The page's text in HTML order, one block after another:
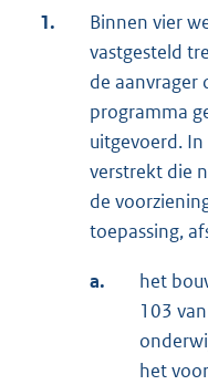
1.
Binnen vier
vastgesteld
de aanvrager
programma
uitgevoerd.
verstrekt die
de
toepassing,
a.
het
103
het